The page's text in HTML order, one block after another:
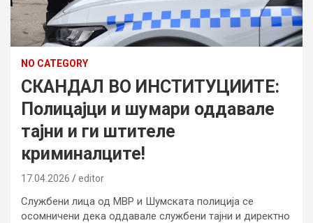
NO CATEGORY
СКАНДАЛ ВО ИНСТИТУЦИИТЕ:
Полицајци и шумари оддавале
тајни и ги штителе
криминалците!
17.04.2026 editor
Службени лица од МВР и Шумската полиција се
осомничени дека оддавале службени тајни и директно